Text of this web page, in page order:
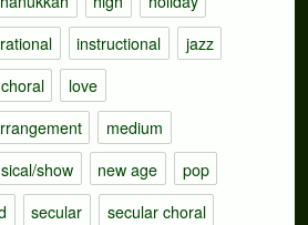
instructional
jazz
love
medium
show new age
pop
secular
secular choral